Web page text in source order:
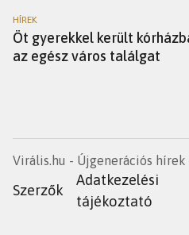
HÍREK
Öt gyerekkel került
az egész város találgat
Virális.hu - Újgenerációs
Szerzők
Adatkezelési
tájékoztató